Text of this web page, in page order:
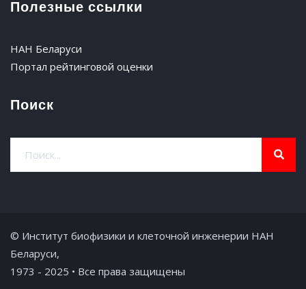
Полезные ссылки
НАН Беларуси
Портал рейтинговой оценки
Поиск
© Институт биофизики и клеточной инженерии НАН
Беларуси,
1973 - 2025 • Все права защищены